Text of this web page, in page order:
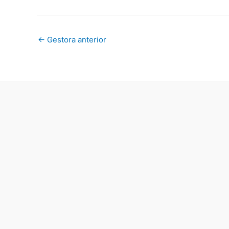
← Gestora anterior